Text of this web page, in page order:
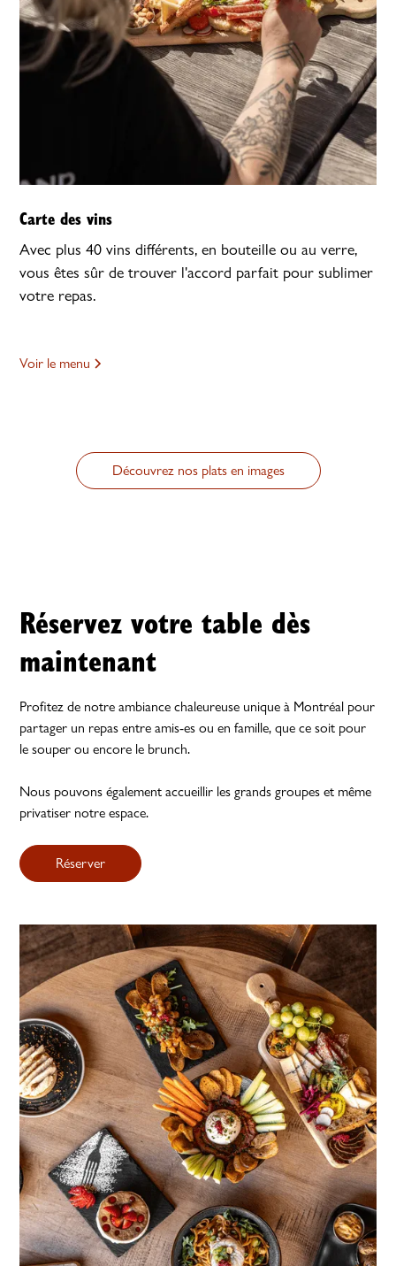
Carte des vins
Avec plus 40 vins différents, en bouteille ou au verre,
vous êtes sûr de trouver l'accord parfait pour sublimer
votre repas.
Voir le menu
Découvrez nos plats en images
Réservez votre table dès
maintenant
Profitez de notre ambiance chaleureuse unique à Montréal pour
partager un repas entre amis-es ou en famille, que ce soit pour
le souper ou encore le brunch.
Nous pouvons également accueillir les grands groupes et même
privatiser notre espace.
Réserver